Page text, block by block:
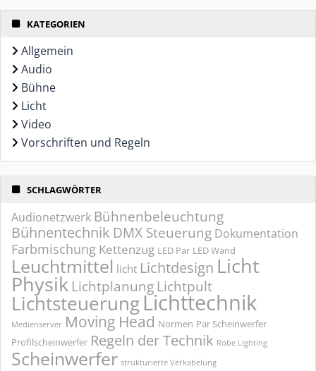
KATEGORIEN
Allgemein
Audio
Bühne
Licht
Video
Vorschriften und Regeln
SCHLAGWÖRTER
Audionetzwerk Bühnenbeleuchtung
Bühnentechnik DMX Steuerung Dokumentation
Farbmischung Kettenzug LED Par LED Wand
Leuchtmittel licht Lichtdesign Licht
Physik Lichtplanung Lichtpult
LichtsteuerungLichttechnik
Medienserver Moving Head Normen Par Scheinwerfer
Profilscheinwerfer Regeln der Technik Robe Lighting
Scheinwerfer strukturierte Verkabelung